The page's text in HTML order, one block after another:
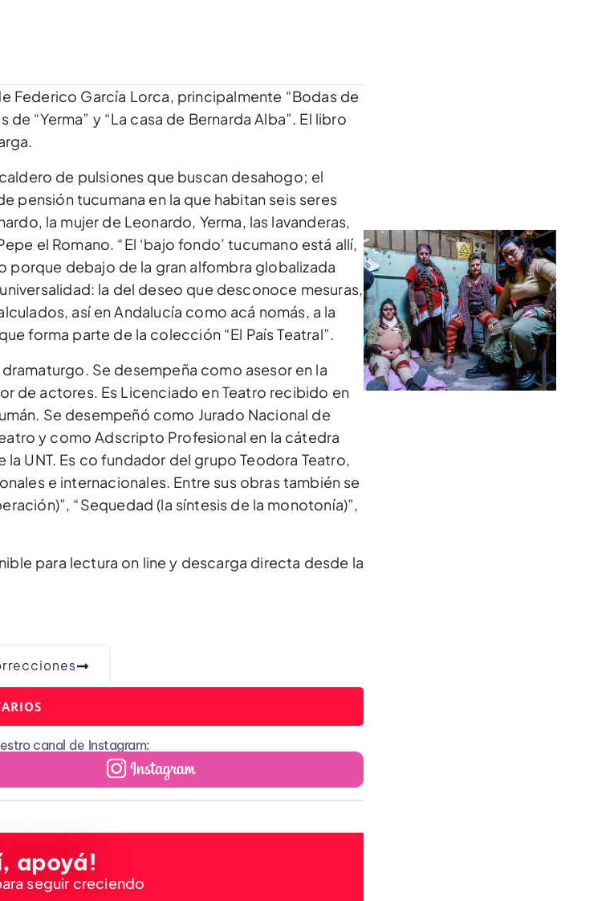
Federico García Lorca, principalmente “Bodas de
“Yerma” y “La casa de Bernarda Alba”. El libro
de pulsiones que buscan desahogo; el
pensión tucumana en la que habitan seis seres
la mujer de Leonardo, Yerma, las lavanderas,
el Romano. “El ‘bajo fondo’ tucumano está allí,
porque debajo de la gran alfombra globalizada
la del deseo que desconoce mesuras,
así en Andalucía como acá nomás, a la
forma parte de la colección “El País Teatral”.
Se desempeña como asesor en la
de actores. Es Licenciado en Teatro recibido en
Se desempeñó como Jurado Nacional de
y como Adscripto Profesional en la cátedra
UNT. Es co fundador del grupo Teodora Teatro,
e internacionales. Entre sus obras también se
“Sequedad (la síntesis de la monotonía)”,
para lectura on line y descarga directa desde la
canal de Instagram:
apoyá!
seguir creciendo